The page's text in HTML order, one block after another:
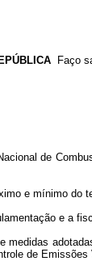
Faço
de
e mínimo do
e a
medidas
de Emissões